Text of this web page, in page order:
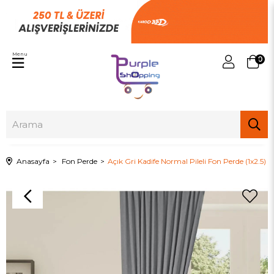
0
Menu
Anasayfa Fon Perde Açık Gri Kadife Normal Pileli Fon Perde (1x2.5)